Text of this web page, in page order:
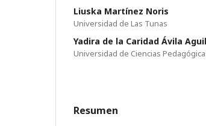
Liuska Martínez Noris
Universidad de Las Tunas
Yadira de la Caridad Ávila
Universidad de Ciencias
Resumen